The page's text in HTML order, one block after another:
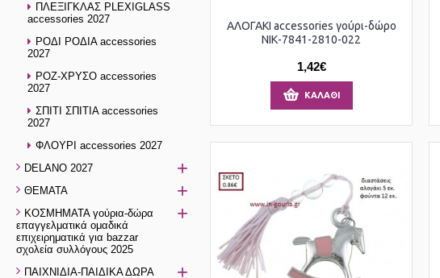
ΠΛΕΞΙΓΚΛΑΣ PLEXIGLASS
accessories 2027
ΡΟΔΙ ΡΟΔΙΑ accessories
2027
ΡΟΖ-ΧΡΥΣΟ accessories
2027
ΣΠΙΤΙ ΣΠΙΤΙΑ accessories
2027
ΦΛΟΥΡΙ accessories 2027
DELANO 2027
+
ΘΕΜΑΤΑ +
ΚΟΣΜΗΜΑΤΑ γούρια-δώρα
επαγγελματικά ομαδικά
επιχειρηματικά για bazzar
σχολεία συλλόγους 2025
+
ΠΑΙΧΝΙΔΙΑ-ΠΑΙΔΙΚΑ ΔΩΡΑ
+
ΑΛΟΓΑΚΙ accessories γούρι-δώρο
ΝΙΚ-7841-2810-022
1,42€
ΚΑΛΆΘΙ